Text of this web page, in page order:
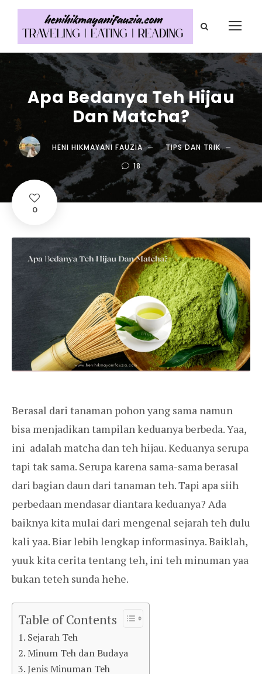
Apa Bedanya Teh Hijau
Dan Matcha?
HENI HIKMAYANI FAUZIA
TIPS DAN TRIK
18
0
Berasal dari tanaman pohon yang sama namun
bisa menjadikan tampilan keduanya berbeda. Yaa,
ini adalah matcha dan teh hijau. Keduanya serupa
tapi tak sama. Serupa karena sama-sama berasal
dari bagian daun dari tanaman teh. Tapi apa siih
perbedaan mendasar diantara keduanya? Ada
baiknya kita mulai dari mengenal sejarah teh dulu
kali yaa. Biar lebih lengkap informasinya. Baiklah,
yuuk kita cerita tentang teh, ini teh minuman yaa
bukan teteh sunda hehe.
Table of Contents
Sejarah Teh
Minum Teh dan Budaya
Jenis Minuman Teh